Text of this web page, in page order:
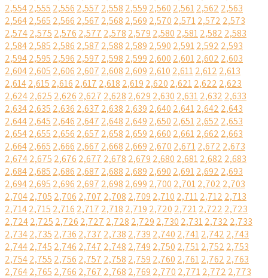
2,5542,555 2,556 2,557 2,558 2,559 2,560 2,5612,562 2,563
2,5642,565 2,566 2,567 2,568 2,569 2,570 2,5712,572 2,573
2,5742,575 2,576 2,577 2,578 2,579 2,580 2,5812,582 2,583
2,5842,585 2,586 2,587 2,588 2,589 2,590 2,5912,592 2,593
2,5942,595 2,596 2,597 2,598 2,599 2,600 2,6012,602 2,603
2,6042,605 2,606 2,607 2,608 2,609 2,610 2,6112,612 2,613
2,6142,615 2,616 2,617 2,618 2,619 2,620 2,6212,622 2,623
2,6242,625 2,626 2,627 2,628 2,629 2,630 2,6312,632 2,633
2,6342,635 2,636 2,637 2,638 2,639 2,640 2,6412,642 2,643
2,6442,645 2,646 2,647 2,648 2,649 2,650 2,6512,652 2,653
2,6542,655 2,656 2,657 2,658 2,659 2,660 2,6612,662 2,663
2,6642,665 2,666 2,667 2,668 2,669 2,670 2,6712,672 2,673
2,6742,675 2,676 2,677 2,678 2,679 2,680 2,6812,682 2,683
2,6842,685 2,686 2,687 2,688 2,689 2,690 2,6912,692 2,693
2,6942,695 2,696 2,697 2,698 2,699 2,700 2,7012,702 2,703
2,7042,705 2,706 2,707 2,708 2,709 2,710 2,7112,712 2,713
2,7142,715 2,716 2,717 2,718 2,719 2,720 2,7212,722 2,723
2,7242,725 2,726 2,727 2,728 2,729 2,730 2,7312,732 2,733
2,7342,735 2,736 2,737 2,738 2,739 2,740 2,7412,742 2,743
2,7442,745 2,746 2,747 2,748 2,749 2,750 2,7512,752 2,753
2,7542,755 2,756 2,757 2,758 2,759 2,760 2,7612,762 2,763
2,7642,765 2,766 2,767 2,768 2,769 2,770 2,7712,772 2,773